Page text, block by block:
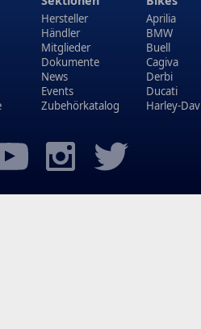
Hersteller
Händler
Mitglieder
Dokumente
News
Events
Zubehörkatalog
Aprilia
BMW
Buell
Cagiva
Derbi
Ducati
Harley-